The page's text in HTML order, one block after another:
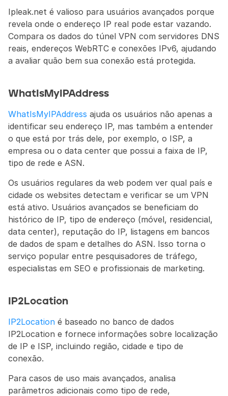
Ipleak.net é valioso para usuários avançados porque
revela onde o endereço IP real pode estar vazando.
Compara os dados do túnel VPN com servidores DNS
reais, endereços WebRTC e conexões IPv6, ajudando
a avaliar quão bem sua conexão está protegida.
WhatIsMyIPAddress
WhatIsMyIPAddress ajuda os usuários não apenas a
identificar seu endereço IP, mas também a entender
o que está por trás dele, por exemplo, o ISP, a
empresa ou o data center que possui a faixa de IP,
tipo de rede e ASN.
Os usuários regulares da web podem ver qual país e
cidade os websites detectam e verificar se um VPN
está ativo. Usuários avançados se beneficiam do
histórico de IP, tipo de endereço (móvel, residencial,
data center), reputação do IP, listagens em bancos
de dados de spam e detalhes do ASN. Isso torna o
serviço popular entre pesquisadores de tráfego,
especialistas em SEO e profissionais de marketing.
IP2Location
IP2Location é baseado no banco de dados
IP2Location e fornece informações sobre localização
de IP e ISP, incluindo região, cidade e tipo de
conexão.
Para casos de uso mais avançados, analisa
parâmetros adicionais como tipo de rede,